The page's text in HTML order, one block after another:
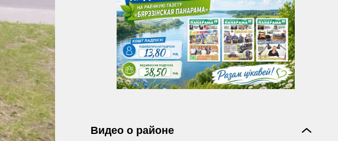
Видео о районе